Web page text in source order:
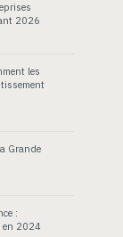
2026
les
Grande
:
en 2024